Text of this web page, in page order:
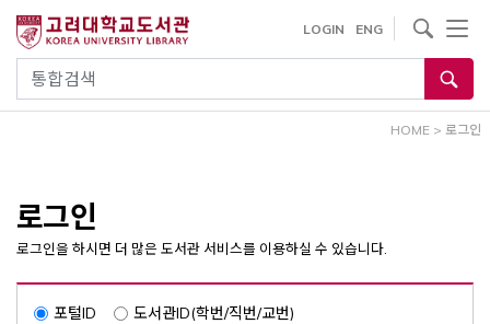
건
통합검색
LOGIN ENG
사이트내 검색
HOME > 로그인
로그인
로그인을 하시면 더 많은 도서관 서비스를 이용하실 수 있습니다.
포털ID 도서관ID(학번/직번/교번)